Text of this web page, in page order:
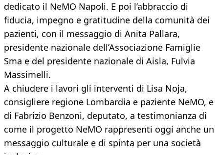
dedicato il NeMO Napoli. E poi l’abbraccio di
fiducia, impegno e gratitudine della comunità dei
pazienti, con il messaggio di Anita Pallara,
presidente nazionale dell’Associazione Famiglie
Sma e del presidente nazionale di Aisla, Fulvia
Massimelli.
A chiudere i lavori gli interventi di Lisa Noja,
consigliere regione Lombardia e paziente NeMO, e
di Fabrizio Benzoni, deputato, a testimonianza di
come il progetto NeMO rappresenti oggi anche un
messaggio culturale e di spinta per una società